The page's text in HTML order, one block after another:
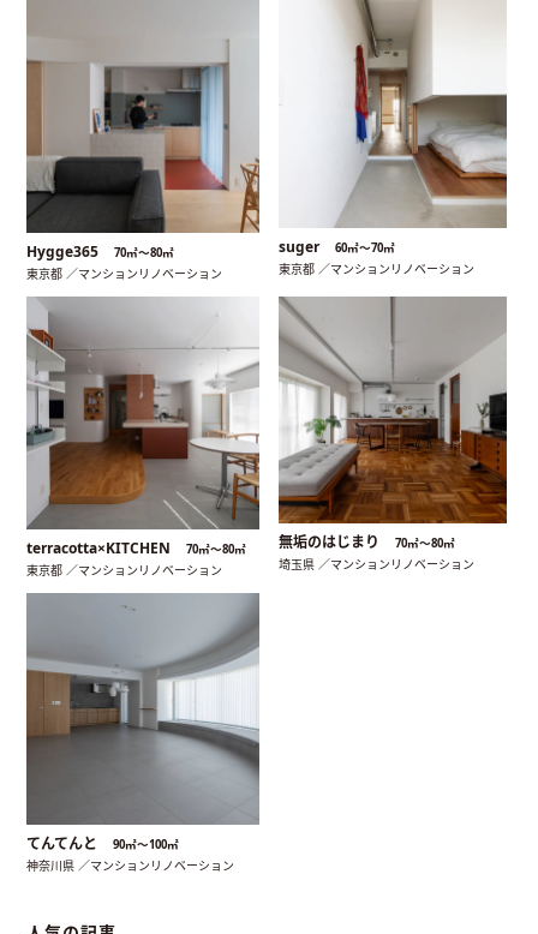
Hygge365 70㎡〜80㎡
東京都 ／マンションリノベーション
suger 60㎡〜70㎡
東京都 ／マンションリノベーション
terracotta×KITCHEN 70㎡〜80㎡
東京都 ／マンションリノベーション
無垢のはじまり 70㎡〜80㎡
埼玉県 ／マンションリノベーション
てんてんと 90㎡〜100㎡
神奈川県 ／マンションリノベーション